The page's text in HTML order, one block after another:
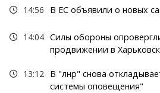
14:56 В ЕС объявили о новых
14:04 Силы обороны
продвижении в
13:12 В "лнр" снова
системы оповещения"